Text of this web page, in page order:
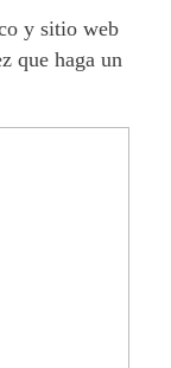
y sitio web
que haga un